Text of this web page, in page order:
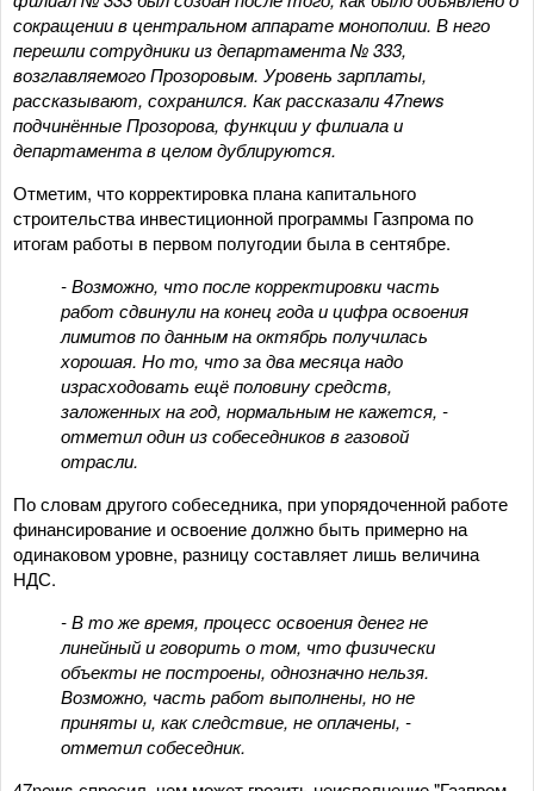
сокращении в центральном аппарате монополии. В него
перешли сотрудники из департамента № 333,
возглавляемого Прозоровым. Уровень зарплаты,
рассказывают, сохранился. Как рассказали 47news
подчинённые Прозорова, функции у филиала и
департамента в целом дублируются.
Отметим, что корректировка плана капитального
строительства инвестиционной программы Газпрома по
итогам работы в первом полугодии была в сентябре.
- Возможно, что после корректировки часть
работ сдвинули на конец года и цифра освоения
лимитов по данным на октябрь получилась
хорошая. Но то, что за два месяца надо
израсходовать ещё половину средств,
заложенных на год, нормальным не кажется, -
отметил один из собеседников в газовой
отрасли.
По словам другого собеседника, при упорядоченной работе
финансирование и освоение должно быть примерно на
одинаковом уровне, разницу составляет лишь величина
НДС.
- В то же время, процесс освоения денег не
линейный и говорить о том, что физически
объекты не построены, однозначно нельзя.
Возможно, часть работ выполнены, но не
приняты и, как следствие, не оплачены, -
отметил собеседник.